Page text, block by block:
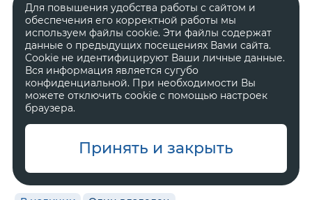
2012 год
Полный
Автоматическая
Для повышения удобства работы с сайтом и
обеспечения его корректной работы мы
используем файлы cookie. Эти файлы содержат
данные о предыдущих посещениях Вами сайта.
Cookie не идентифицируют Ваши личные данные.
Вся информация является сугубо
конфиденциальной. При необходимости Вы
можете отключить cookie с помощью настроек
браузера.
Принять и закрыть